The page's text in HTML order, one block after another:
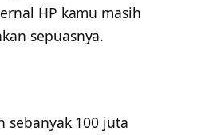
HP kamu masih
sepuasnya.
sebanyak 100 juta